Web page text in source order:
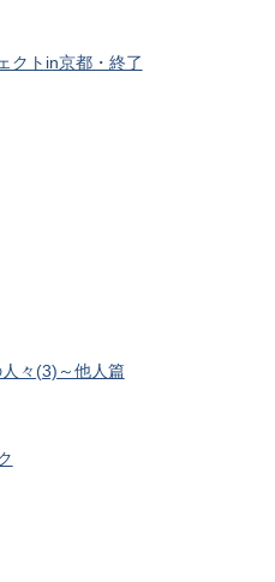
クトin京都・終了
々(3)～他人篇